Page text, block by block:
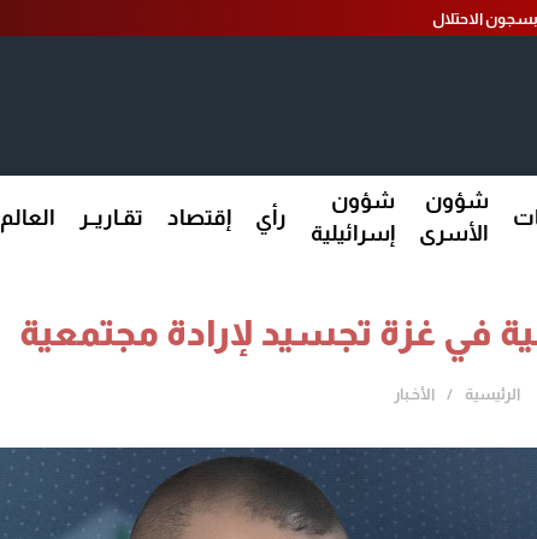
شؤون
الأسرى
شؤون
إسرائيلية
رأي إقتصاد تقـاريــر العالم
في غزة تجسيد لإرادة مجتمعية
الرئيسية الأخـبار